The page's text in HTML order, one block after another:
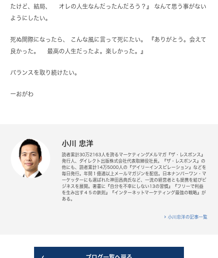
たけど、結局、 オレの人生なんだったんだろう？』 なんて思う事がない
ようにしたい。
死ぬ間際になったら、 こんな風に言って死にたい。 『ありがとう。会えて
良かった。 最高の人生だったよ。楽しかった。』
バランスを取り続けたい。
ーおがわ
小川 忠洋
読者累計30万2163人を誇るマーケティングメルマガ『ザ・レスポンス』
発行人、ダイレクト出版株式会社代表取締役社長。『ザ・レスポンス』の
他にも、読者累計14万5000人の『デイリーインスピレーション』などを
毎日発行。年間１億通以上メールマガジンを配信。日本ナンバーワン・マ
ーケッターにも選ばれた神田昌典氏など、一流の経営者とも提携を結びビ
ジネスを展開。著書に『自分を不幸にしない13の習慣』『フリーで利益
を生み出す４５の鉄則』『インターネットマーケティング最強の戦略』が
ある。
小川忠洋の記事一覧